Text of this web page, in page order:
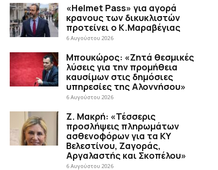
«Helmet Pass» για αγορά
κρανους των δικυκλιστών
προτείνει ο Κ.Μαραβέγιας
6 Αυγούστου 2026
Μπουκώρος: «Ζητά θεσμικές
λύσεις για την προμήθεια
καυσίμων στις δημόσιες
υπηρεσίες της Αλοννήσου»
6 Αυγούστου 2026
Ζ. Μακρή: «Τέσσερις
προσλήψεις πληρωμάτων
ασθενοφόρων για τα ΚΥ
Βελεστίνου, Ζαγοράς,
Αργαλαστής και Σκοπέλου»
6 Αυγούστου 2026